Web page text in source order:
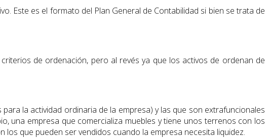
Este es el formato del Plan General de Contabilidad si bien se trata de
de ordenación, pero al revés ya que los activos de ordenan de
la actividad ordinaria de la empresa) y las que son extrafuncionales
una empresa que comercializa muebles y tiene unos terrenos con los
que pueden ser vendidos cuando la empresa necesita liquidez.